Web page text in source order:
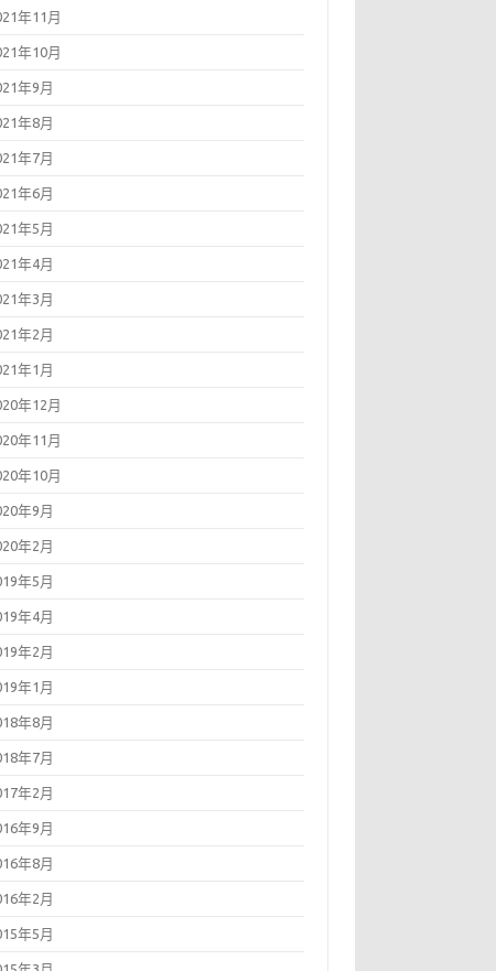
年11月
年10月
年9月
年8月
年7月
年6月
年5月
年4月
年3月
年2月
年1月
年12月
年11月
年10月
年9月
年2月
年5月
年4月
年2月
年1月
年8月
年7月
年2月
年9月
年8月
年2月
年5月